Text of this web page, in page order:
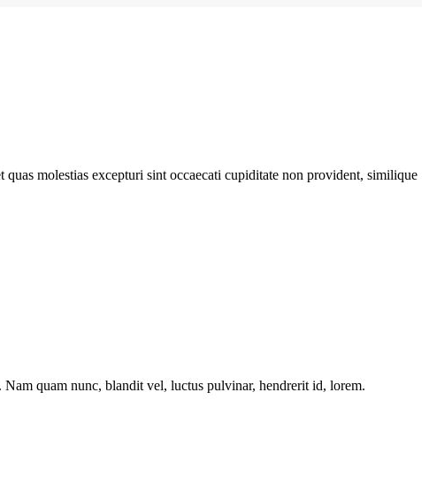
molestias excepturi sint occaecati cupiditate non provident, similique
Nam quam nunc, blandit vel, luctus pulvinar, hendrerit id, lorem.